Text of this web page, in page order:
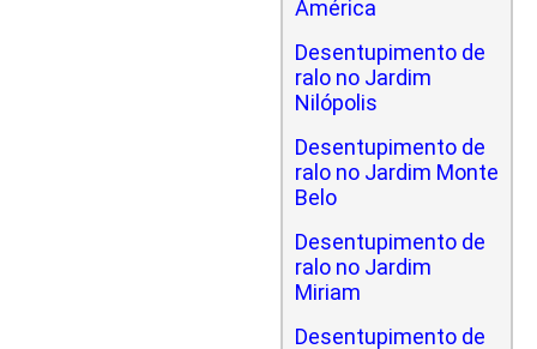
América
Desentupimento de
ralo no Jardim
Nilópolis
Desentupimento de
ralo no Jardim Monte
Belo
Desentupimento de
ralo no Jardim
Miriam
Desentupimento de